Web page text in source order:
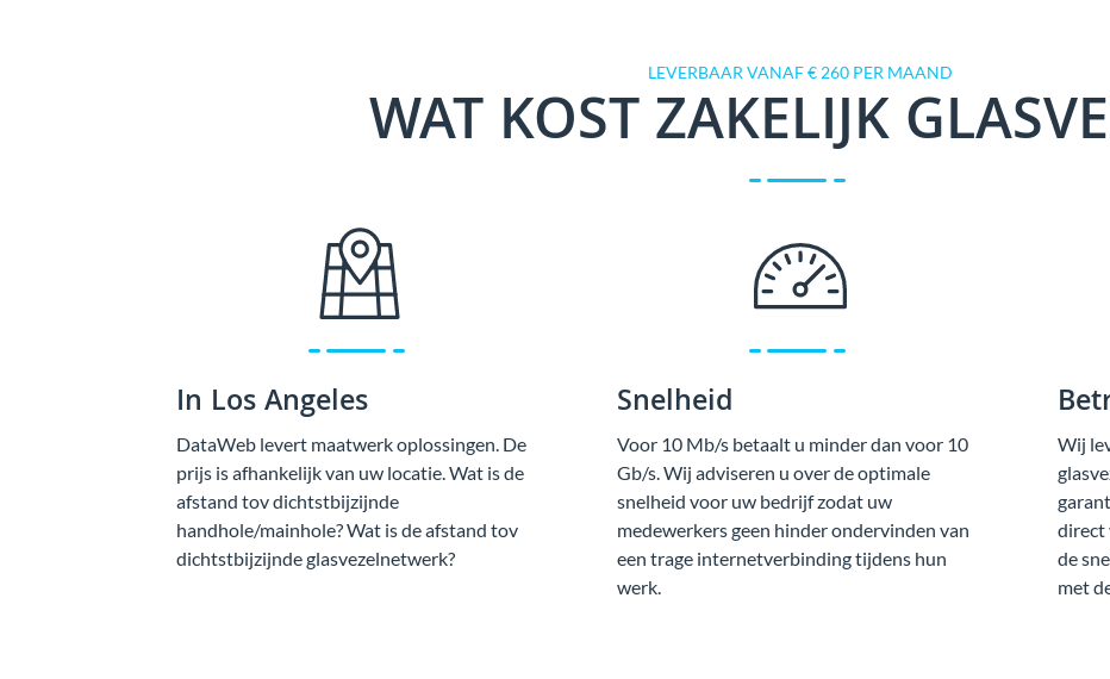
LEVERBAAR VANAF € 260 PER MAAND
WAT KOST ZAKELIJK
In Los Angeles
DataWeb levert maatwerk oplossingen. De
prijs is afhankelijk van uw locatie. Wat is de
afstand tov dichtstbijzijnde
handhole/mainhole? Wat is de afstand tov
dichtstbijzijnde glasvezelnetwerk?
Snelheid
Voor 10 Mb/s betaalt u minder dan voor 10
Gb/s. Wij adviseren u over de optimale
snelheid voor uw bedrijf zodat uw
medewerkers geen hinder ondervinden van
een trage internetverbinding tijdens hun
werk.
Wij
direct
de
met